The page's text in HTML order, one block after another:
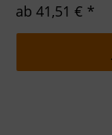
ab 41,51 € *